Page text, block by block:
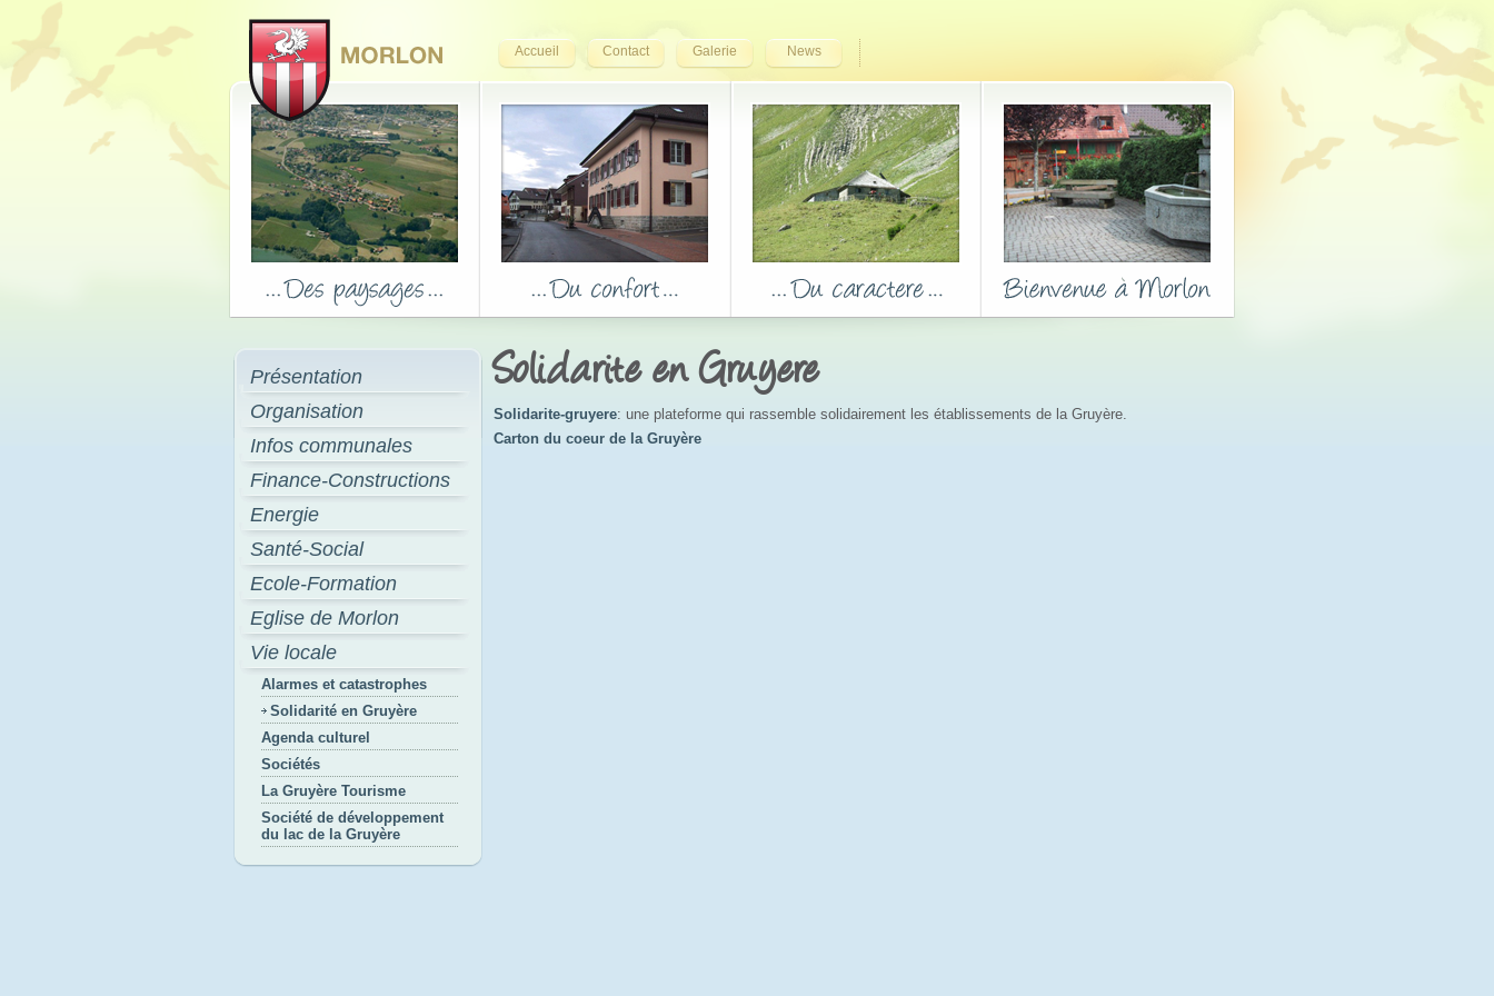
Accueil Contact Galerie News
Présentation
Organisation
Infos communales
Finance-Constructions
Energie
Santé-Social
Ecole-Formation
Eglise de Morlon
Vie locale
Alarmes et catastrophes
Solidarité en Gruyère
Agenda culturel
Sociétés
La Gruyère Tourisme
Société de développement
du lac de la Gruyère
Solidarite en Gruyere
Solidarite-gruyere: une plateforme qui rassemble solidairement les établissements de la Gruyère.
Carton du coeur de la Gruyère